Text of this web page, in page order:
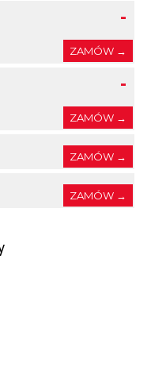
-
ZAMÓW →
-
ZAMÓW →
-
ZAMÓW →
-
ZAMÓW →